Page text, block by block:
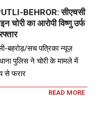
BEHROR: सीएचसी
चोरी का आरोपी विष्णु उर्फ
बहरोड़/सच पत्रिका न्यूज़
पुलिस ने चोरी के मामले में
से फरार
READ MORE